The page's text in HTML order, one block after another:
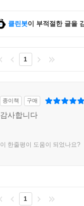
클린봇이 부적절한 글을
1
종이책 구매
감사합니다
이 한줄평이 도움이 되었나요?
1